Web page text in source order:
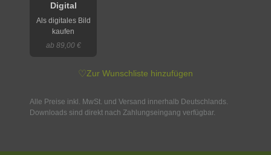
Digital
Als digitales Bild
kaufen
ab 89,00 €
♡Zur Wunschliste hinzufügen
Alle Preise inkl. MwSt. und Versand innerhalb Deutschlands.
Downloads sind direkt nach Zahlungseingang verfügbar.